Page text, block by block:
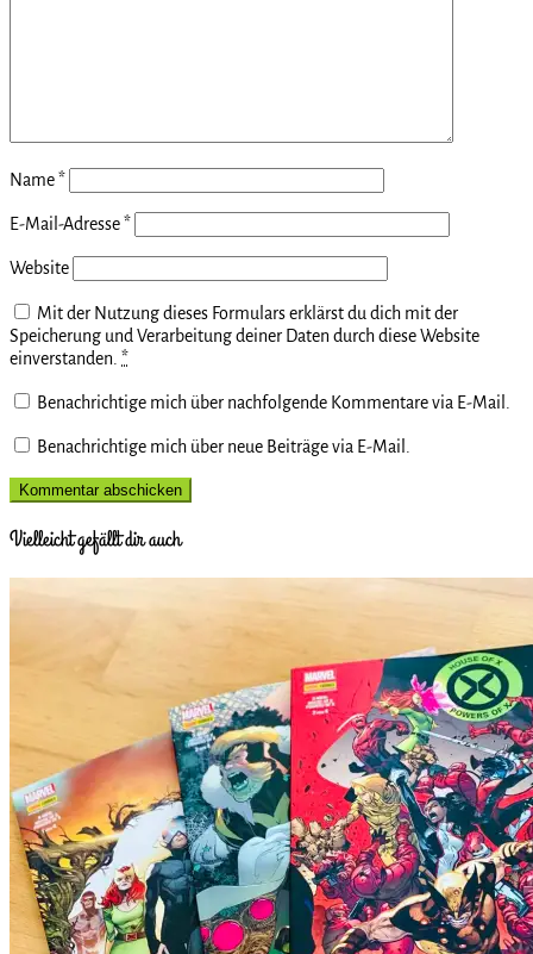
Name*
E-Mail-Adresse*
Website
Mit der Nutzung dieses Formulars erklärst du dich mit der
Speicherung und Verarbeitung deiner Daten durch diese Website
einverstanden. *
Benachrichtige mich über nachfolgende Kommentare via E-Mail.
Benachrichtige mich über neue Beiträge via E-Mail.
Vielleicht gefällt dir auch